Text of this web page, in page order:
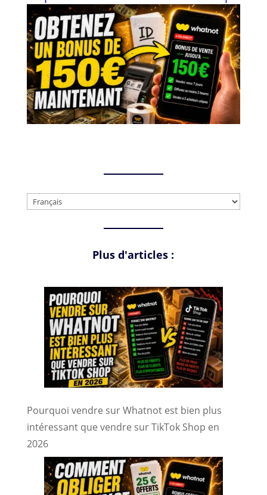
Choisir
Plus d'articles :
Pourquoi vendre sur Whatnot est bien plus
intéressant que vendre sur TikTok Shop en
2026